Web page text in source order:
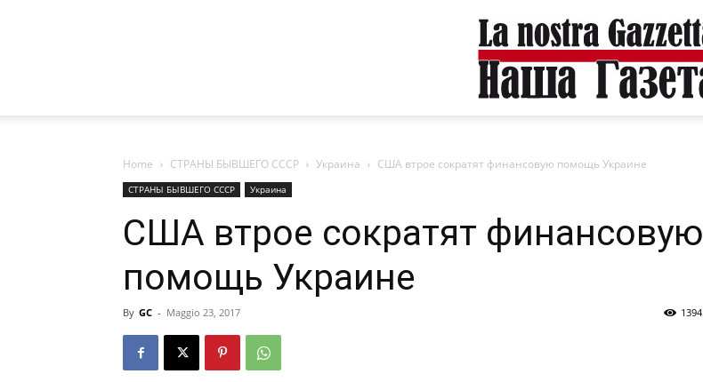
Home СТРАНЫ БЫВШЕГО СССР Украина США втрое сократят финансовую помощь Украине
СТРАНЫ БЫВШЕГО СССР Украина
США втрое сократят финансовую
помощь Украине
By GC - Maggio 23, 2017 1394